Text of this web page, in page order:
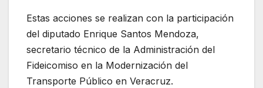
Estas acciones se realizan con la participación
del diputado Enrique Santos Mendoza,
secretario técnico de la Administración del
Fideicomiso en la Modernización del
Transporte Público en Veracruz.